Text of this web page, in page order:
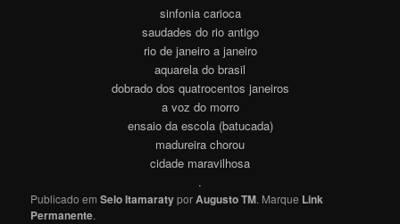
sinfonia carioca
saudades do rio antigo
rio de janeiro a janeiro
aquarela do brasil
dobrado dos quatrocentos janeiros
a voz do morro
ensaio da escola (batucada)
madureira chorou
cidade maravilhosa
.
Publicado emSelo ItamaratyporAugusto TM. Marque Link
Permanente.